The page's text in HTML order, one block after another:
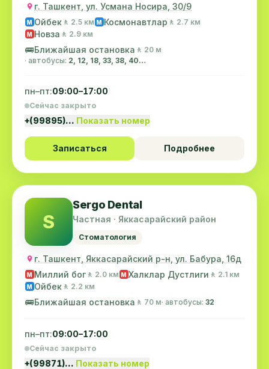
г. Ташкент, ул. Усмана Носира, 30/9
M Ойбек 🚶 2.5 км M Космонавтлар 🚶 2.7 км
M Новза 🚶 2.9 км
🚌Ближайшая остановка 🚶 20 м
· автобусы: 2, 12, 18, 33, 38, 40…
пн–пт:09:00–17:00
Сейчас закрыто
+(99895)… Показать номер
Записаться Подробнее
S
Sergo Dental
Частная · Яккасарайский район
Стоматология
г. Ташкент, Яккасарайский р-н, ул. Бабура, 16д
M Миллий бог 🚶 2.0 км M Халклар Дустлиги 🚶 2.1 км
M Ойбек 🚶 2.2 км
🚌Ближайшая остановка 🚶 70 м· автобусы: 32
пн–пт:09:00–17:00
Сейчас закрыто
+(99871)… Показать номер